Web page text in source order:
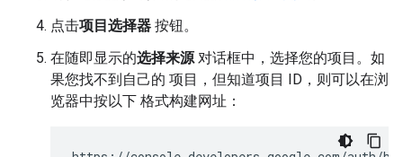
点击项目选择器 按钮。
在随即显示的选择来源对话框中，选择您的项目。如
果您找不到自己的 项目，但知道项目 ID，则可以在浏
览器中按以下 格式构建网址：